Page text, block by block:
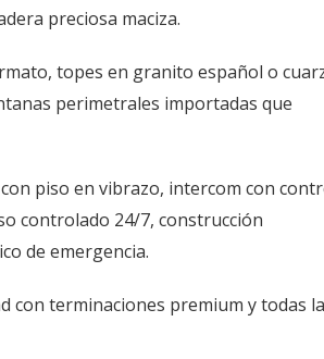
preciosa maciza.
topes en granito español o
perimetrales importadas que
piso en vibrazo, intercom con
controlado 24/7, construcción
de emergencia.
con terminaciones premium y todas